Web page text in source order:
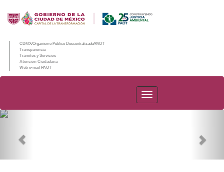
CDMX/Organismo Público Descentralizado/PAOT
Transparencia
Trámites y Servicios
Atención Ciudadana
Web e-mail PAOT
PAOT